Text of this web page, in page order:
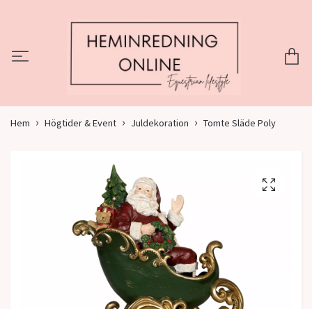
Hem Högtider & Event Juldekoration Tomte Släde Poly